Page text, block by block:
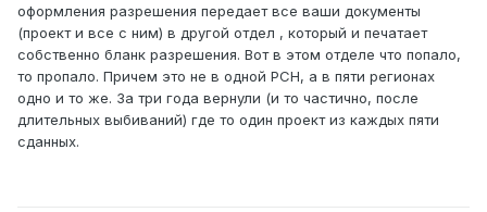
оформления разрешения передает все ваши документы
(проект и все с ним) в другой отдел , который и печатает
собственно бланк разрешения. Вот в этом отделе что попало,
то пропало. Причем это не в одной РСН, а в пяти регионах
одно и то же. За три года вернули (и то частично, после
длительных выбиваний) где то один проект из каждых пяти
сданных.